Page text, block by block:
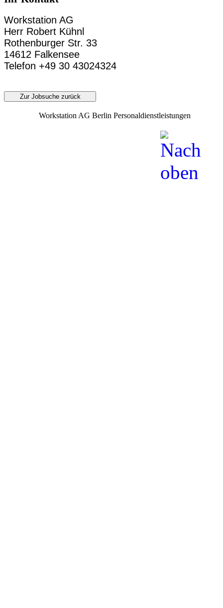
Workstation AG
Herr Robert Kühnl
Rothenburger Str. 33
14612 Falkensee
Telefon +49 30 43024324
Zur Jobsuche zurück
Workstation AG Berlin Personaldienstleistungen